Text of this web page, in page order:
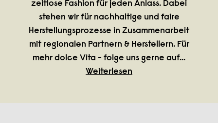
zeitlose Fashion für jeden Anlass. Dabei
stehen wir für nachhaltige und faire
Herstellungsprozesse in Zusammenarbeit
mit regionalen Partnern & Herstellern. Für
mehr dolce Vita - folge uns gerne auf...
Weiterlesen